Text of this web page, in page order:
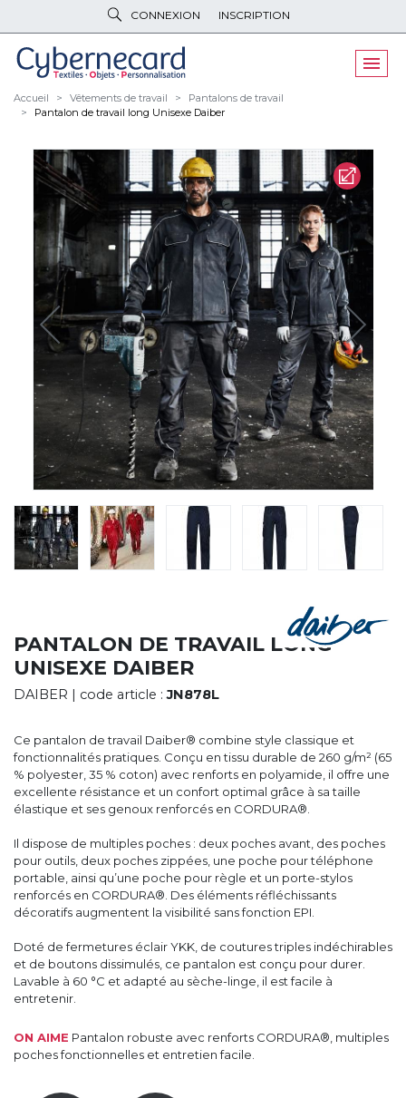
CONNEXION INSCRIPTION
VÊTEMENTSDE TRAVAIL
VÊTEMENTS D'IMAGE
OBJETS& HIGH-TECH
PELUCHES& GOODIES
LINGE DE MAISON
NOUVEAUTÉS
ÉCO RESPONSABLE
CYBERNECARD
LA SOCIÉTÉ
SERVICES
ROADSHOWS, FORUM DES EXPERTS
MARQUES & CERTIFICATS
TECHNIQUES MARQUAGE
BLOG
Accueil Vêtements de travail
Pantalons de travail
Pantalon de travail long Unisexe Daiber
PANTALON DE TRAVAIL LONG
UNISEXE DAIBER
DAIBER | code article :JN878L
Ce pantalon de travail Daiber® combine style classique et
fonctionnalités pratiques. Conçu en tissu durable de 260 g/m² (65
% polyester, 35 % coton) avec renforts en polyamide, il offre une
excellente résistance et un confort optimal grâce à sa taille
élastique et ses genoux renforcés en CORDURA®.
Il dispose de multiples poches : deux poches avant, des poches
pour outils, deux poches zippées, une poche pour téléphone
portable, ainsi qu’une poche pour règle et un porte-stylos
renforcés en CORDURA®. Des éléments réfléchissants
décoratifs augmentent la visibilité sans fonction EPI.
Doté de fermetures éclair YKK, de coutures triples indéchirables
et de boutons dissimulés, ce pantalon est conçu pour durer.
Lavable à 60 °C et adapté au sèche-linge, il est facile à
entretenir.
ON AIME Pantalon robuste avec renforts CORDURA®, multiples
poches fonctionnelles et entretien facile.